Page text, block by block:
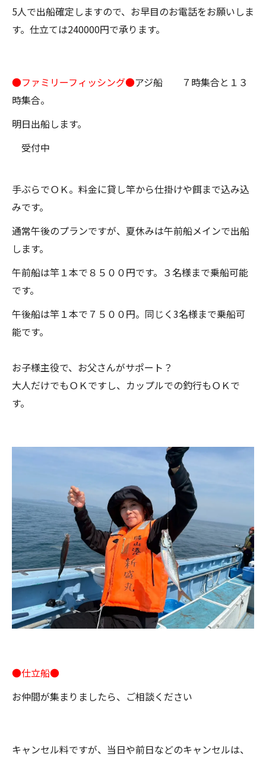
5人で出船確定しますので、お早目のお電話をお願いしま
す。仕立ては240000円で承ります。
●ファミリーフィッシング●アジ船 ７時集合と１３
時集合。
明日出船します。
受付中
手ぶらでＯＫ。料金に貸し竿から仕掛けや餌まで込み込
みです。
通常午後のプランですが、夏休みは午前船メインで出船
します。
午前船は竿１本で８５００円です。３名様まで乗船可能
です。
午後船は竿１本で７５００円。同じく3名様まで乗船可
能です。
お子様主役で、お父さんがサポート？
大人だけでもＯＫですし、カップルでの釣行もＯＫで
す。
●仕立船●
お仲間が集まりましたら、ご相談ください
キャンセル料ですが、当日や前日などのキャンセルは、